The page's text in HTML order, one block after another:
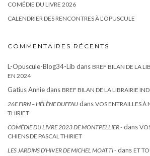
COMÉDIE DU LIVRE 2026
CALENDRIER DES RENCONTRES À L’OPUSCULE
COMMENTAIRES RÉCENTS
L-Opuscule-Blog34-Lib dans BREF BILAN DE LA
EN 2024
Gatius Anniedans BREF BILAN DE LA LIBRAIRIE
26E FIRN – HÉLÈNE DUFFAU dans VOS ENTRAILLES À
THIRIET
COMÉDIE DU LIVRE 2023 DE MONTPELLIER - dans
CHIENS DE PASCAL THIRIET
LES JARDINS D’HIVER DE MICHEL MOATTI - dans ET